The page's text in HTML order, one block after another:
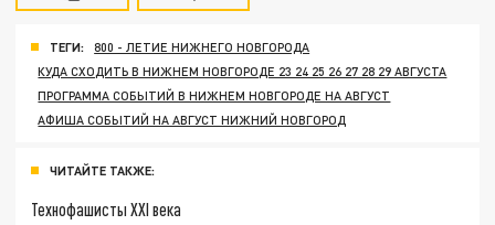
ТЕГИ:
800 - ЛЕТИЕ НИЖНЕГО НОВГОРОДА
КУДА СХОДИТЬ В НИЖНЕМ НОВГОРОДЕ 23 24 25 26 27 28 29 АВГУСТА
ПРОГРАММА СОБЫТИЙ В НИЖНЕМ НОВГОРОДЕ НА АВГУСТ
АФИША СОБЫТИЙ НА АВГУСТ НИЖНИЙ НОВГОРОД
ЧИТАЙТЕ ТАКЖЕ:
Технофашисты XXI века